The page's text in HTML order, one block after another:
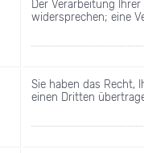
Der Verarbeitung
widersprechen; eine
Sie haben das Recht,
einen Dritten